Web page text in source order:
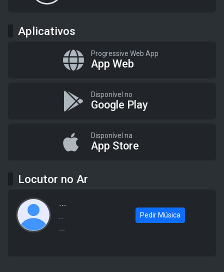
Aplicativos
Progressive Web App
App Web
Disponível no
Google Play
Disponível na
App Store
Locutor no Ar
...
...
Pedir Música